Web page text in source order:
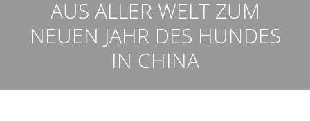
AUS ALLER WELT ZUM N
EUEN JAHR DES HUNDES I
N CHINA